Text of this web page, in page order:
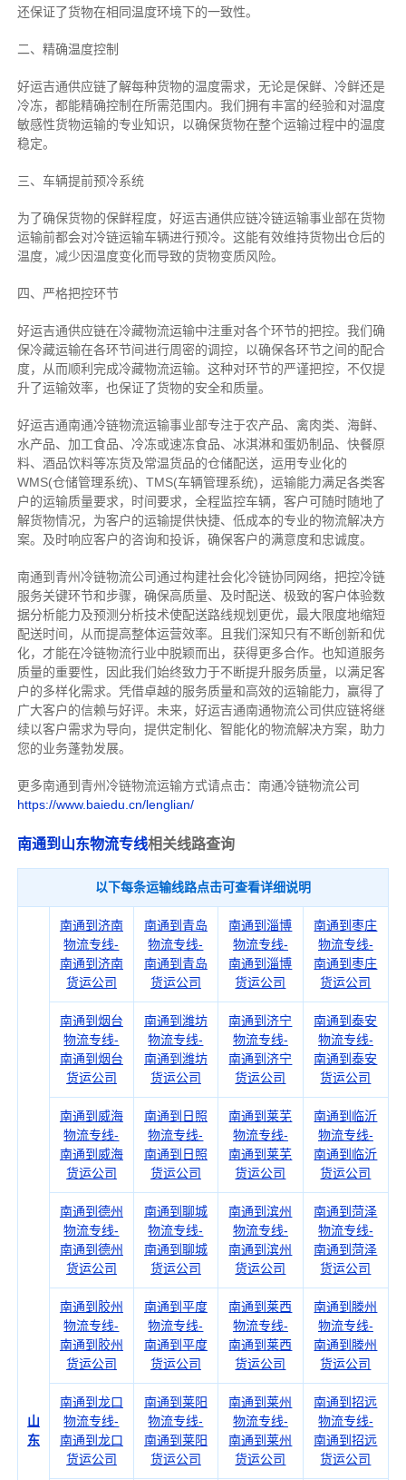
还保证了货物在相同温度环境下的一致性。
二、 精确温度控制
好运吉通供应链了解每种货物的温度需求，无论是保鲜、冷鲜还是
冷冻，都能精确控制在所需范围内。我们拥有丰富的经验和对温度
敏感性货物运输的专业知识，以确保货物在整个运输过程中的温度
稳定。
三、车辆提前预冷系统
为了确保货物的保鲜程度，好运吉通供应链冷链运输事业部在货物
运输前都会对冷链运输车辆进行预冷。这能有效维持货物出仓后的
温度，减少因温度变化而导致的货物变质风险。
四、严格把控环节
好运吉通供应链在冷藏物流运输中注重对各个环节的把控。我们确
保冷藏运输在各环节间进行周密的调控，以确保各环节之间的配合
度，从而顺利完成冷藏物流运输。这种对环节的严谨把控，不仅提
升了运输效率，也保证了货物的安全和质量。
好运吉通南通冷链物流运输事业部专注于农产品、禽肉类、海鲜、
水产品、加工食品、冷冻或速冻食品、冰淇淋和蛋奶制品、快餐原
料、酒品饮料等冻货及常温货品的仓储配送，运用专业化的
WMS(仓储管理系统)、TMS(车辆管理系统)，运输能力满足各类客
户的运输质量要求，时间要求，全程监控车辆，客户可随时随地了
解货物情况，为客户的运输提供快捷、低成本的专业的物流解决方
案。及时响应客户的咨询和投诉，确保客户的满意度和忠诚度。
南通到青州冷链物流公司通过构建社会化冷链协同网络，把控冷链
服务关键环节和步骤，确保高质量、及时配送、极致的客户体验数
据分析能力及预测分析技术使配送路线规划更优，最大限度地缩短
配送时间，从而提高整体运营效率。且 我们深知 只有不断创新和优
化，才能在冷链物流行业中脱颖而出，获得更多合作。也知道服务
质量的重要性，因此我们始终致力于不断提升服务质量，以满足客
户的多样化需求。 凭借卓越的服务质量和高效的运输能力，赢得了
广大客户的信赖与好评。 未来，好运吉通南通物流公司供应链将继
续以客户需求为导向，提供定制化、智能化的物流解决方案，助力
您的业务蓬勃发展。
更多南通到青州冷链物流运输方式请点击：南通冷链物流公司
https://www.baiedu.cn/lenglian/
南通到山东物流专线相关线路查询
以下每条运输线路点击可查看详细说明
山
东
南通到济南
物流专线-
南通到济南
货运公司
南通到青岛
物流专线-
南通到青岛
货运公司
南通到淄博
物流专线-
南通到淄博
货运公司
南通到枣庄
物流专线-
南通到枣庄
货运公司
南通到烟台
物流专线-
南通到烟台
货运公司
南通到潍坊
物流专线-
南通到潍坊
货运公司
南通到济宁
物流专线-
南通到济宁
货运公司
南通到泰安
物流专线-
南通到泰安
货运公司
南通到威海
物流专线-
南通到威海
货运公司
南通到日照
物流专线-
南通到日照
货运公司
南通到莱芜
物流专线-
南通到莱芜
货运公司
南通到临沂
物流专线-
南通到临沂
货运公司
南通到德州
物流专线-
南通到德州
货运公司
南通到聊城
物流专线-
南通到聊城
货运公司
南通到滨州
物流专线-
南通到滨州
货运公司
南通到菏泽
物流专线-
南通到菏泽
货运公司
南通到胶州
物流专线-
南通到胶州
货运公司
南通到平度
物流专线-
南通到平度
货运公司
南通到莱西
物流专线-
南通到莱西
货运公司
南通到滕州
物流专线-
南通到滕州
货运公司
南通到龙口
物流专线-
南通到龙口
货运公司
南通到莱阳
物流专线-
南通到莱阳
货运公司
南通到莱州
物流专线-
南通到莱州
货运公司
南通到招远
物流专线-
南通到招远
货运公司